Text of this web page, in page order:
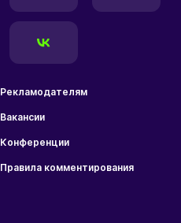
Рекламодателям
Вакансии
Конференции
Правила комментирования